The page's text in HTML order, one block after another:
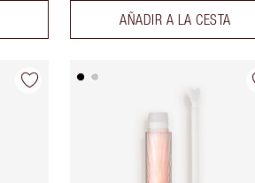
AÑADIR A LA CESTA